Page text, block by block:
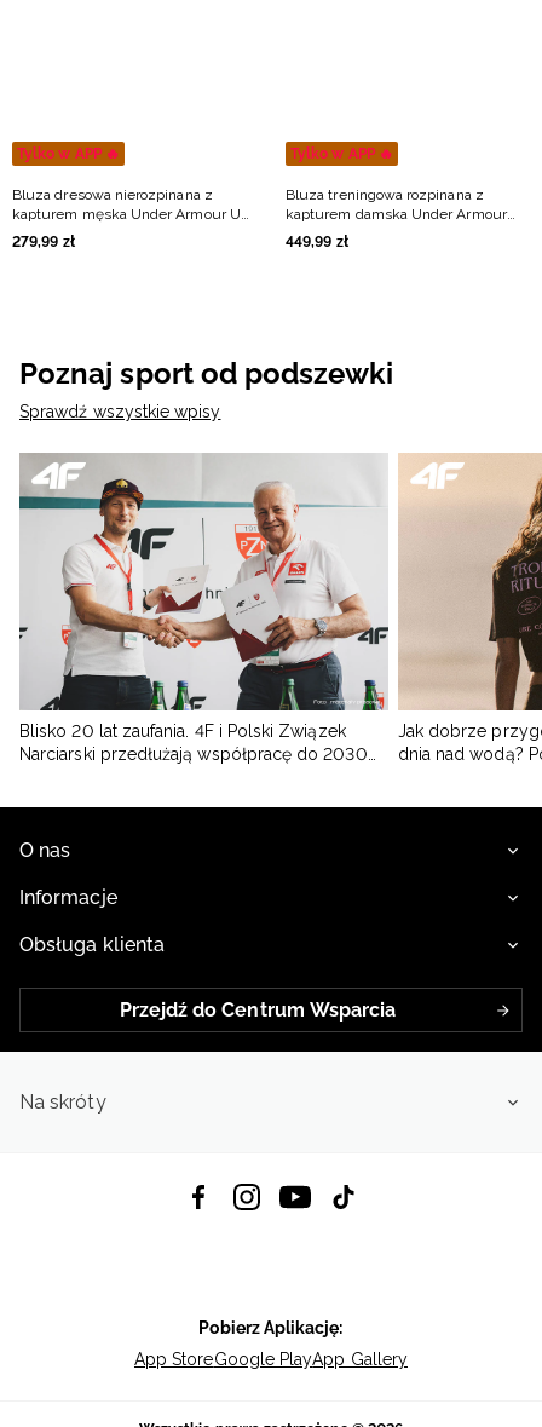
Tylko w APP 🔥
Bluza dresowa nierozpinana z
kapturem męska Under Armour UA
Icon Fleece Hoodie - czarna
279,99 zł
Tylko w APP 🔥
Bluza treningowa rozpinana z
kapturem damska Under Armour
Unstoppable Fleece FZ - czarna
449,99 zł
Poznaj sport od podszewki
Sprawdź wszystkie wpisy
Blisko 20 lat zaufania. 4F i Polski Związek
Narciarski przedłużają współpracę do 2030
Jak dobrze
dnia nad wodą?
O nas
Informacje
Obsługa klienta
Przejdź do Centrum Wsparcia
Na skróty
Pobierz Aplikację:
App StoreGoogle PlayApp Gallery